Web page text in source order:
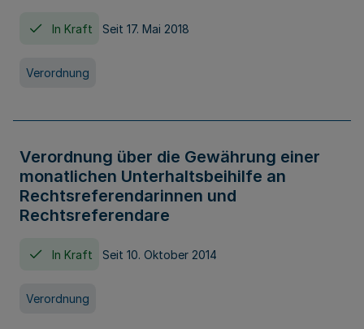
In Kraft Seit 17. Mai 2018
Verordnung
Verordnung über die Gewährung einer
monatlichen Unterhaltsbeihilfe an
Rechtsreferendarinnen und
Rechtsreferendare
In Kraft Seit 10. Oktober 2014
Verordnung